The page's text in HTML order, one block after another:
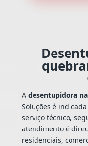
A desentupidora na
Soluções é
serviço técnico,
atendimento é
residenciais,